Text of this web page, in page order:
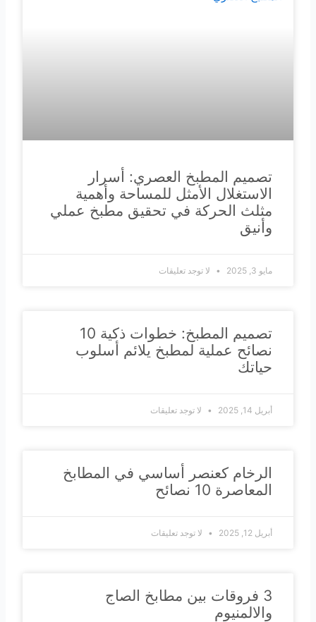
تصميم المطبخ العصري: أسرار
الاستغلال الأمثل للمساحة وأهمية
مثلث الحركة في تحقيق مطبخ عملي
وأنيق
مايو 3, 2025 لا توجد تعليقات
تصميم المطبخ: خطوات ذكية 10
نصائح عملية لمطبخ يلائم أسلوب
حياتك
أبريل 14, 2025 لا توجد تعليقات
الرخام كعنصر أساسي في المطابخ
المعاصرة 10 نصائح
أبريل 12, 2025 لا توجد تعليقات
3 فروقات بين مطابخ الصاج
والالمنيوم